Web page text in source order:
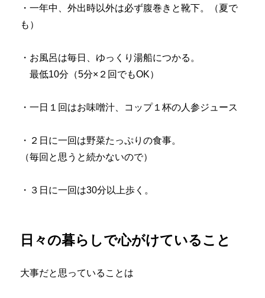
・一年中、外出時以外は必ず腹巻きと靴下。（夏で
も）
・お風呂は毎日、ゆっくり湯船につかる。
最低10分（5分×２回でもOK）
・一日１回はお味噌汁、コップ１杯の人参ジュース
・２日に一回は野菜たっぷりの食事。
（毎回と思うと続かないので）
・３日に一回は30分以上歩く。
日々の暮らしで心がけていること
大事だと思っていることは